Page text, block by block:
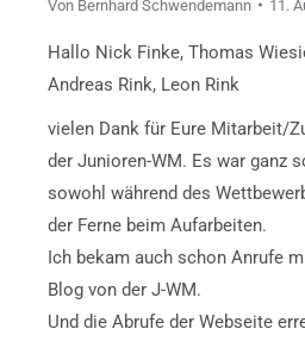
Von Bernhard Schwendemann 11.
Hallo Nick Finke, Thomas
Andreas Rink, Leon Rink
vielen Dank für Eure Mitarbeit/
der Junioren-WM. Es war ganz
sowohl während des
der Ferne beim Aufarbeiten.
Ich bekam auch schon Anrufe
Blog von der J-WM.
Und die Abrufe der Webseite